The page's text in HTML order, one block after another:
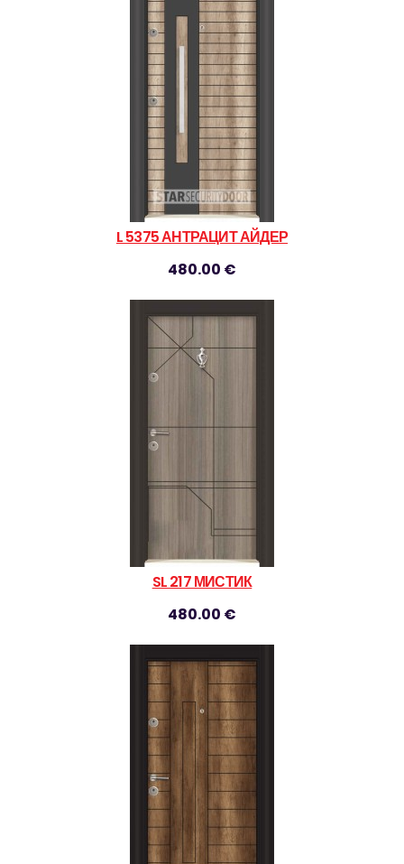
L 5375 АНТРАЦИТ АЙДЕР
480.00 €
SL 217 МИСТИК
480.00 €